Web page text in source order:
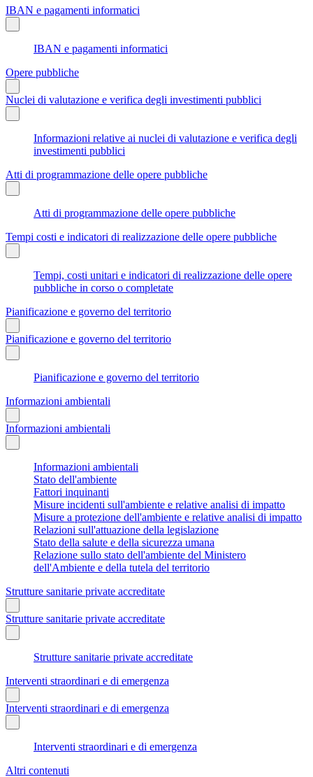
IBAN e pagamenti informatici
IBAN e pagamenti informatici
Opere pubbliche
Nuclei di valutazione e verifica degli investimenti pubblici
Informazioni relative ai nuclei di valutazione e verifica degli
investimenti pubblici
Atti di programmazione delle opere pubbliche
Atti di programmazione delle opere pubbliche
Tempi costi e indicatori di realizzazione delle opere pubbliche
Tempi, costi unitari e indicatori di realizzazione delle opere
pubbliche in corso o completate
Pianificazione e governo del territorio
Pianificazione e governo del territorio
Pianificazione e governo del territorio
Informazioni ambientali
Informazioni ambientali
Informazioni ambientali
Stato dell'ambiente
Fattori inquinanti
Misure incidenti sull'ambiente e relative analisi di impatto
Misure a protezione dell'ambiente e relative analisi di impatto
Relazioni sull'attuazione della legislazione
Stato della salute e della sicurezza umana
Relazione sullo stato dell'ambiente del Ministero
dell'Ambiente e della tutela del territorio
Strutture sanitarie private accreditate
Strutture sanitarie private accreditate
Strutture sanitarie private accreditate
Interventi straordinari e di emergenza
Interventi straordinari e di emergenza
Interventi straordinari e di emergenza
Altri contenuti